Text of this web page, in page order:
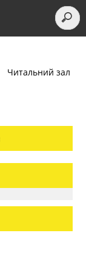
Читальний зал